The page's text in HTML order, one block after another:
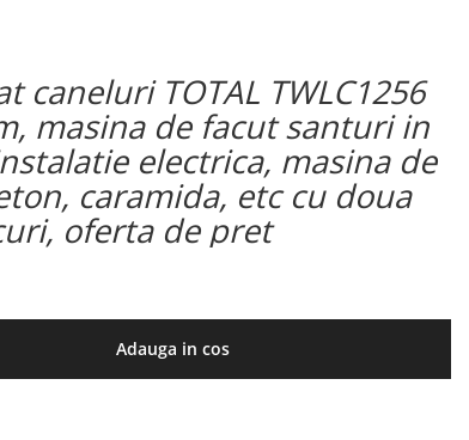
caneluri TOTAL TWLC1256
masina de facut santuri in
electrica, masina de
caramida, etc cu doua
oferta de pret
Adauga in cos